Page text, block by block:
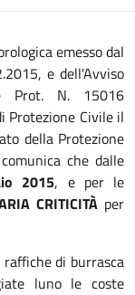
emesso dal
e dell'Avviso
Prot. N. 15016
Protezione Civile il
della Protezione
che dalle
2015, e per le
CRITICITÀ per
di burrasca
luno le coste